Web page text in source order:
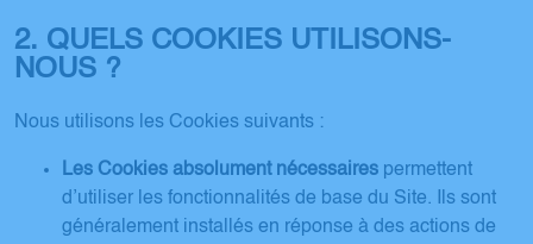
2. QUELS COOKIES UTILISONS-
NOUS ?
Nous utilisons les Cookies suivants :
Les Cookies absolument nécessaires permettent
d’utiliser les fonctionnalités de base du Site. Ils sont
généralement installés en réponse à des actions de